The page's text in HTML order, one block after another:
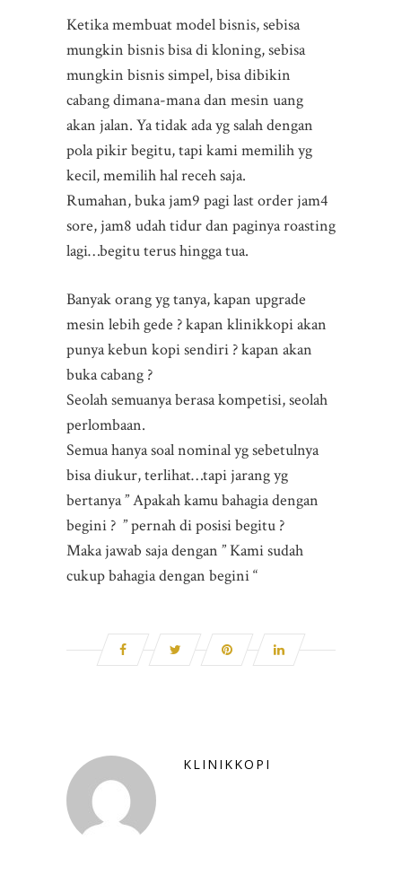
Ketika membuat model bisnis, sebisa
mungkin bisnis bisa di kloning, sebisa
mungkin bisnis simpel, bisa dibikin
cabang dimana-mana dan mesin uang
akan jalan. Ya tidak ada yg salah dengan
pola pikir begitu, tapi kami memilih yg
kecil, memilih hal receh saja.
Rumahan, buka jam9 pagi last order jam4
sore, jam8 udah tidur dan paginya roasting
lagi…begitu terus hingga tua.
Banyak orang yg tanya, kapan upgrade
mesin lebih gede ? kapan klinikkopi akan
punya kebun kopi sendiri ? kapan akan
buka cabang ?
Seolah semuanya berasa kompetisi, seolah
perlombaan.
Semua hanya soal nominal yg sebetulnya
bisa diukur, terlihat…tapi jarang yg
bertanya ” Apakah kamu bahagia dengan
begini ? ” pernah di posisi begitu ?
Maka jawab saja dengan ” Kami sudah
cukup bahagia dengan begini “
KLINIKKOPI